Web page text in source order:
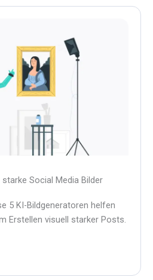
Social Media Bilder
5 KI-Bildgeneratoren helfen
Erstellen visuell starker Posts.